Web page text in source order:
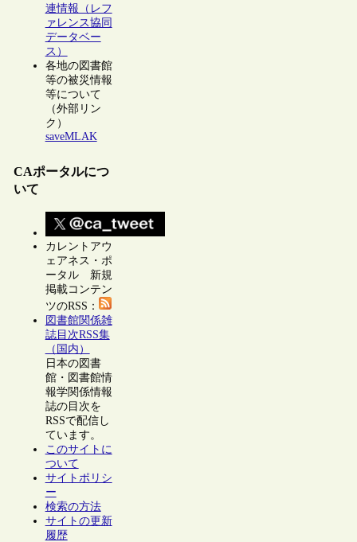
連情報（レフ
ァレンス協同
データベー
ス）
各地の図書館
等の被災情報
等について
（外部リン
ク）
saveMLAK
CAポータルにつ
いて
カレントアウ
ェアネス・ポ
ータル 新規
掲載コンテン
ツのRSS：
図書館関係雑
誌目次RSS集
（国内）
日本の図書
館・図書館情
報学関係情報
誌の目次を
RSSで配信し
ています。
このサイトに
ついて
サイトポリシ
ー
検索の方法
サイトの更新
履歴